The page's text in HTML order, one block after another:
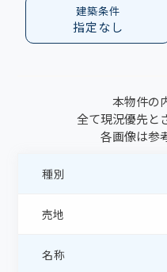
建築条件
指定なし
本物件の
全て現況優先と
各画像は参
種別
売地
名称